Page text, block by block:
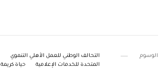
الوسوم التحالف الوطني للعمل الأهلي التنموي
المتحدة للخدمات الإعلامية
حياة كريمة